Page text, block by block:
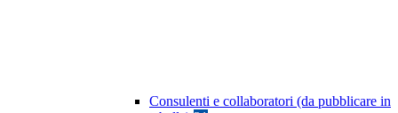
Consulenti e collaboratori (da pubblicare in